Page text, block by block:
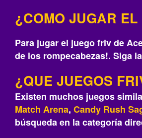
¿COMO JUGAR
Para jugar el juego friv de
de los rompecabezas!. Siga
¿QUE JUEGOS
Existen muchos juegos
Match Arena, Candy Rush
búsqueda en la categoría